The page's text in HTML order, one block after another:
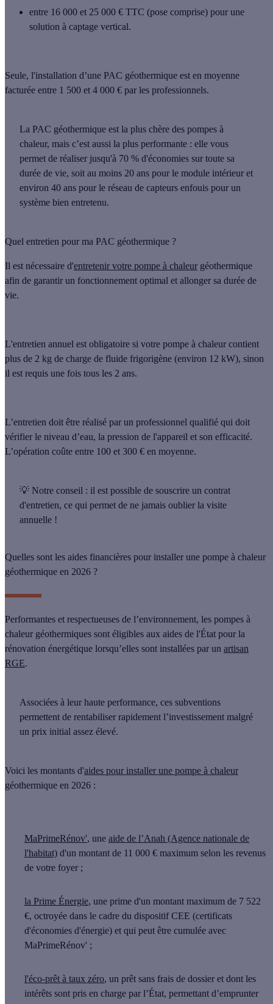
entre 16 000 et 25 000 € TTC (pose comprise) pour une
solution à captage vertical.
Seule, l'installation d’une PAC géothermique est en moyenne
facturée entre 1 500 et 4 000 € par les professionnels.
La PAC géothermique est la plus chère des pompes à
chaleur, mais c’est aussi la plus performante : elle vous
permet de réaliser jusqu'à 70 % d'économies sur toute sa
durée de vie, soit au moins 20 ans pour le module intérieur et
environ 40 ans pour le réseau de capteurs enfouis pour un
système bien entretenu.
Quel entretien pour ma PAC géothermique ?
Il est nécessaire d'entretenir votre pompe à chaleur géothermique
afin de garantir un fonctionnement optimal et allonger sa durée de
vie.
L'entretien annuel est obligatoire si votre pompe à chaleur contient
plus de 2 kg de charge de fluide frigorigène (environ 12 kW), sinon
il est requis une fois tous les 2 ans.
L’entretien doit être réalisé par un professionnel qualifié qui doit
vérifier le niveau d’eau, la pression de l'appareil et son efficacité.
L’opération coûte entre 100 et 300 € en moyenne.
💡 Notre conseil : il est possible de souscrire un contrat
d'entretien, ce qui permet de ne jamais oublier la visite
annuelle !
Quelles sont les aides financières pour installer une pompe à chaleur
géothermique en 2026 ?
Performantes et respectueuses de l’environnement, les pompes à
chaleur géothermiques sont éligibles aux aides de l'État pour la
rénovation énergétique lorsqu’elles sont installées par un artisan
RGE.
Associées à leur haute performance, ces subventions
permettent de rentabiliser rapidement l’investissement malgré
un prix initial assez élevé.
Voici les montants d'aides pour installer une pompe à chaleur
géothermique en 2026 :
MaPrimeRénov', une aide de l’Anah (Agence nationale de
l'habitat) d'un montant de 11 000 € maximum selon les revenus
de votre foyer ;
la Prime Énergie, une prime d'un montant maximum de 7 522
€, octroyée dans le cadre du dispositif CEE (certificats
d'économies d'énergie) et qui peut être cumulée avec
MaPrimeRénov' ;
l'éco-prêt à taux zéro, un prêt sans frais de dossier et dont les
intérêts sont pris en charge par l’État, permettant d’emprunter